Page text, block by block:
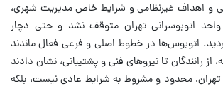
و اهداف غیرنظامی و شرایط خاص مدیریت شهری،
اتوبوسرانی تهران متوقف نشد و حتی دچار
اتوبوس‌ها در خطوط اصلی و فرعی فعال ماندند
از رانندگان تا نیروهای فنی و پشتیبانی، نشان دادند
محدود و مشروط به شرایط عادی نیست، بلکه